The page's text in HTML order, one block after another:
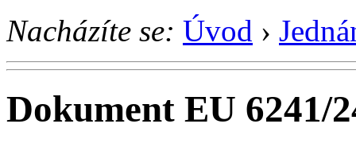
Nacházíte se: Úvod ›
Dokument EU 6241/